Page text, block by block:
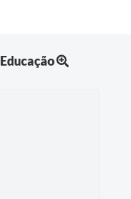
Educação